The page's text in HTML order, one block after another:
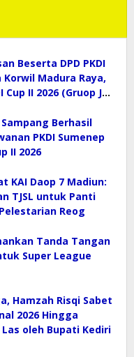
Beserta DPD PKDI
Madura Raya,
Cup II 2026 (Gruop J)
Sampang Berhasil
PKDI Sumenep
II 2026
KAI Daop 7 Madiun:
TJSL untuk Panti
Reog
Tanda Tangan
Super League
Hamzah Risqi Sabet
2026 Hingga
oleh Bupati Kediri